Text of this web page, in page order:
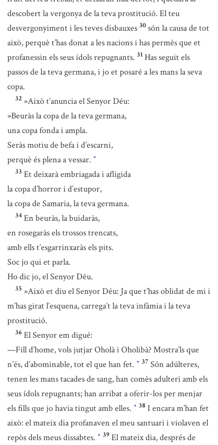
descobert la vergonya de la teva prostitució. El teu
desvergonyiment i les teves disbauxes 30 són la causa de tot
això, perquè t’has donat a les nacions i has permès que et
profanessin els seus ídols repugnants. 31 Has seguit els
passos de la teva germana, i jo et posaré a les mans la seva
copa.
32 »Això t’anuncia el Senyor Déu:
»Beuràs la copa de la teva germana,
una copa fonda i ampla.
Seràs motiu de befa i d’escarni,
perquè és plena a vessar. *
33 Et deixarà embriagada i afligida
la copa d’horror i d’estupor,
la copa de Samaria, la teva germana.
34 En beuràs, la buidaràs,
en rosegaràs els trossos trencats,
amb ells t’esgarrinxaràs els pits.
Soc jo qui et parla.
Ho dic jo, el Senyor Déu.
35 »Això et diu el Senyor Déu: Ja que t’has oblidat de mi i
m’has girat l’esquena, carrega’t la teva infàmia i la teva
prostitució.
36 El Senyor em digué:
—Fill d’home, vols jutjar Oholà i Oholibà? Mostra’ls que
n’és, d’abominable, tot el que han fet. * 37 Són adúlteres,
tenen les mans tacades de sang, han comès adulteri amb els
seus ídols repugnants; han arribat a oferir-los per menjar
els fills que jo havia tingut amb elles. * 38 I encara m’han fet
això: el mateix dia profanaven el meu santuari i violaven el
repòs dels meus dissabtes. * 39 El mateix dia, després de